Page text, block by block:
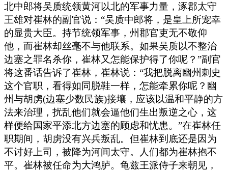
北中郎将吴质统领黄河以北的军事力量，涿郡太守
王雄对崔林的副官说：“吴质中郎将，是皇上所宠幸
的显贵大臣。持节统领军事，州郡官吏无不敬仰
他，而崔林却丝毫不与他联系。如果吴质以不整治
边塞之罪名杀你，崔林又怎能保护得了你呢？”副官
将这番话告诉了崔林，崔林说：“我把脱离幽州刺史
这个官职，看得如同脱鞋一样，怎能牵累你呢？幽
州与胡虏(边塞少数民族)接壤，应该以温和平静的方
法来治理，扰乱他们就会逼他们生出叛逆之心，这
样便给国家平添北方边塞的顾虑和忧患。”在崔林任
职期间，胡虏没有兴兵叛乱。但崔林到底还是因为
不讨好上司，被降为河间太守。人们都为崔林抱不
平。崔林被任命为大鸿胪。龟兹王派侍子来朝见，